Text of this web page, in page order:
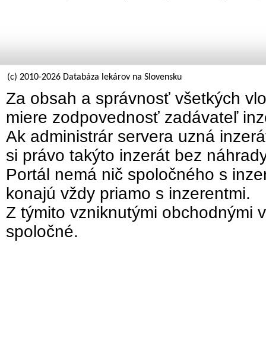
(c) 2010-2026 Databáza lekárov na Slovensku
Za obsah a správnosť všetkých
miere zodpovednosť zadávateľ
Ak administrár servera uzná
si právo takýto inzerát bez
Portál nemá nič spoločného s
konajú vždy priamo s inzerentmi.
Z týmito vzniknutými obchodnými
spoločné.